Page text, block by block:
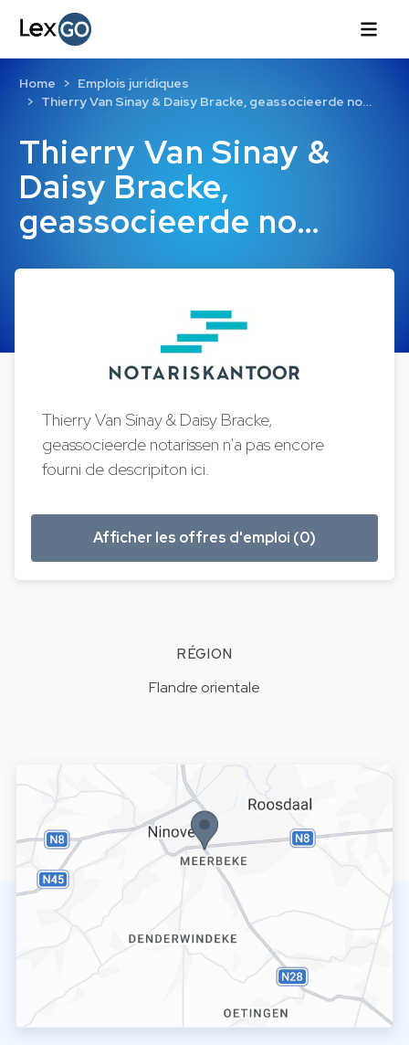
Thierry Van Sinay &
Daisy Bracke,
geassocieerde no…
Home
Emplois juridiques
Thierry Van Sinay & Daisy Bracke, geassocieerde no…
Thierry Van Sinay & Daisy Bracke,
geassocieerde notarissen n'a pas encore
fourni de descripiton ici.
Afficher les offres d'emploi (0)
RÉGION
Flandre orientale